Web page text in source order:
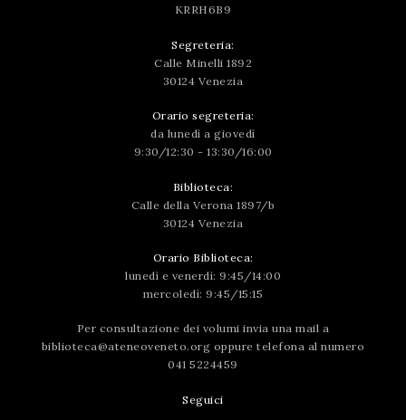
KRRH6B9
Segreteria:
Calle Minelli 1892
30124 Venezia
Orario segreteria:
da lunedì a giovedì
9:30/12:30 - 13:30/16:00
Biblioteca:
Calle della Verona 1897/b
30124 Venezia
Orario Biblioteca:
lunedì e venerdì: 9:45/14:00
mercoledì: 9:45/15:15
Per consultazione dei volumi invia una mail a
biblioteca@ateneoveneto.org oppure telefona al numero
041 5224459
Seguici